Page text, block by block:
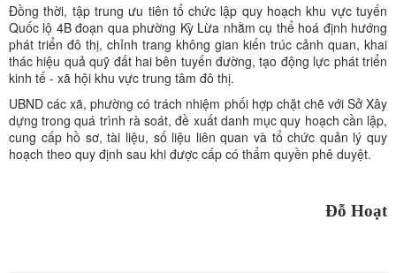
Đồng thời, tập trung ưu tiên tổ chức lập quy hoạch khu vực tuyến
Quốc lộ 4B đoạn qua phường Kỳ Lừa nhằm cụ thể hoá định hướng
phát triển đô thị, chỉnh trang không gian kiến trúc cảnh quan, khai
thác hiệu quả quỹ đất hai bên tuyến đường, tạo động lực phát triển
kinh tế - xã hội khu vực trung tâm đô thị.
UBND các xã, phường có trách nhiệm phối hợp chặt chẽ với Sở Xây
dựng trong quá trình rà soát, đề xuất danh mục quy hoạch cần lập,
cung cấp hồ sơ, tài liệu, số liệu liên quan và tổ chức quản lý quy
hoạch theo quy định sau khi được cấp có thẩm quyền phê duyệt.
Đỗ Hoạt